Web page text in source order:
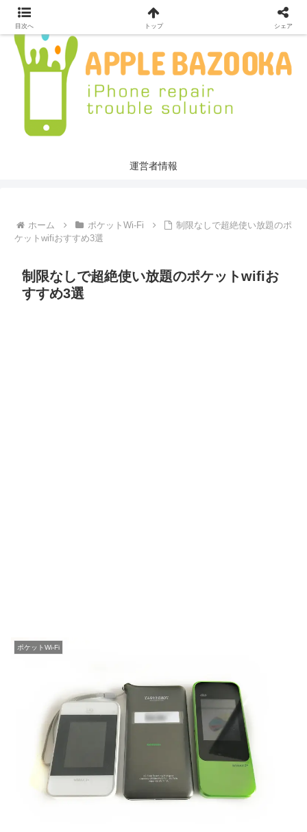
運営者情報
ホーム ポケットWi-Fi
制限なしで超絶使い放題のポ
ケットwifiおすすめ3選
制限なしで超絶使い放題のポケットwifiお
すすめ3選
ポケットWi-Fi
目次へ トップ シェア